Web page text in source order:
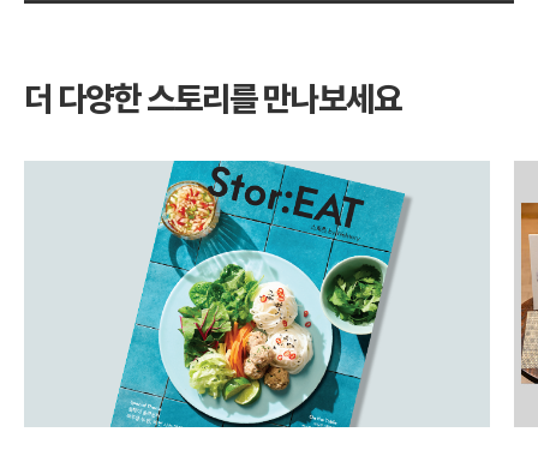
더 다양한 스토리를 만나보세요